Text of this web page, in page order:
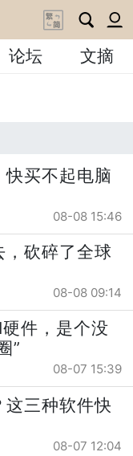
论坛 文摘
买不起电脑
08-08 15:46
砍碎了全球
08-08 09:14
件，是个没
”
08-07 15:39
三种软件快
08-07 12:04